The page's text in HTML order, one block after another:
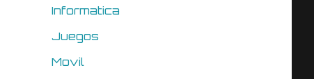
Informatica
Juegos
Movil